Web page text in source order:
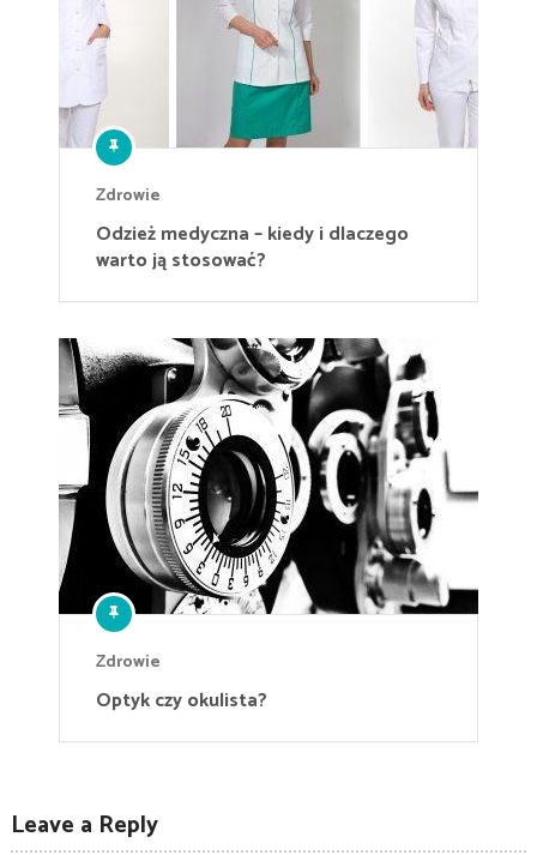
Zdrowie
Odzież medyczna – kiedy i dlaczego
warto ją stosować?
Zdrowie
Optyk czy okulista?
Leave a Reply